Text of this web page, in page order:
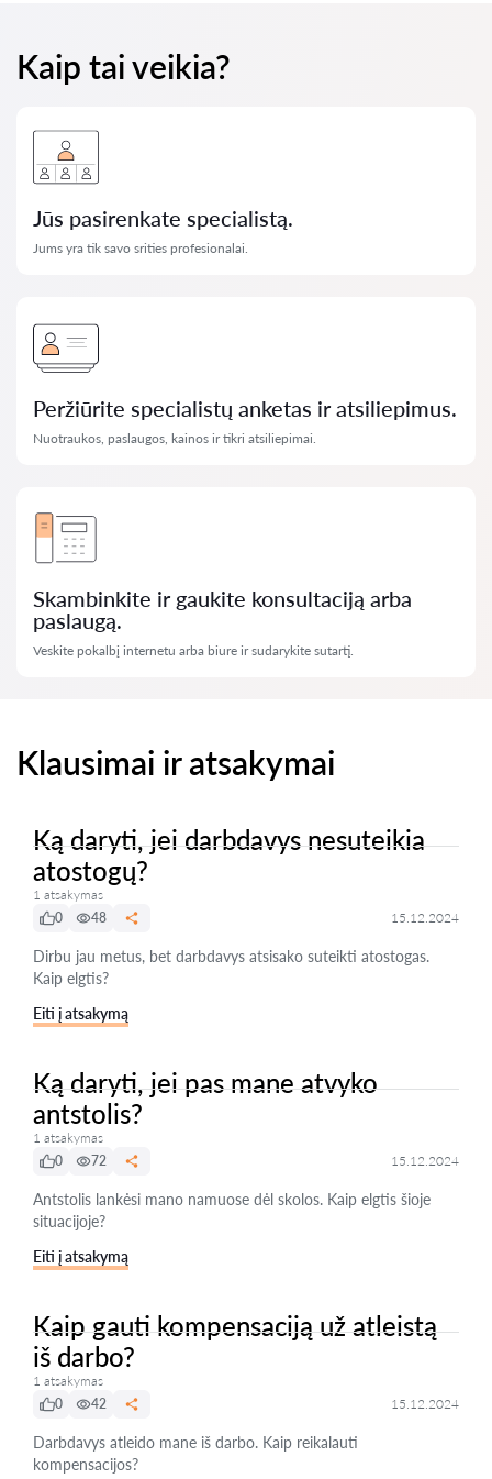
Kaip tai veikia?
Jūs pasirenkate specialistą.
Jums yra tik savo srities profesionalai.
Peržiūrite specialistų anketas ir atsiliepimus.
Nuotraukos, paslaugos, kainos ir tikri atsiliepimai.
Skambinkite ir gaukite konsultaciją arba
paslaugą.
Veskite pokalbį internetu arba biure ir sudarykite sutartį.
Klausimai ir atsakymai
Ką daryti, jei darbdavys nesuteikia
atostogų?
1 atsakymas
0
48 15.12.2024
Dirbu jau metus, bet darbdavys atsisako suteikti atostogas.
Kaip elgtis?
Eiti į atsakymą
Ką daryti, jei pas mane atvyko
antstolis?
1 atsakymas
0
72 15.12.2024
Antstolis lankėsi mano namuose dėl skolos. Kaip elgtis šioje
situacijoje?
Eiti į atsakymą
Kaip gauti kompensaciją už atleistą
iš darbo?
1 atsakymas
0
42 15.12.2024
Darbdavys atleido mane iš darbo. Kaip reikalauti
kompensacijos?